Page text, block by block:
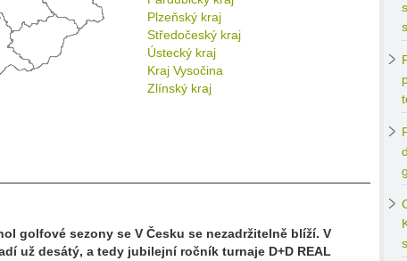
Plzeňský kraj
Středočeský kraj
Ústecký kraj
Kraj Vysočina
Zlínský kraj
golfové sezony se V Česku se nezadržitelně blíží. V
už desátý, a tedy jubilejní ročník turnaje D+D REAL